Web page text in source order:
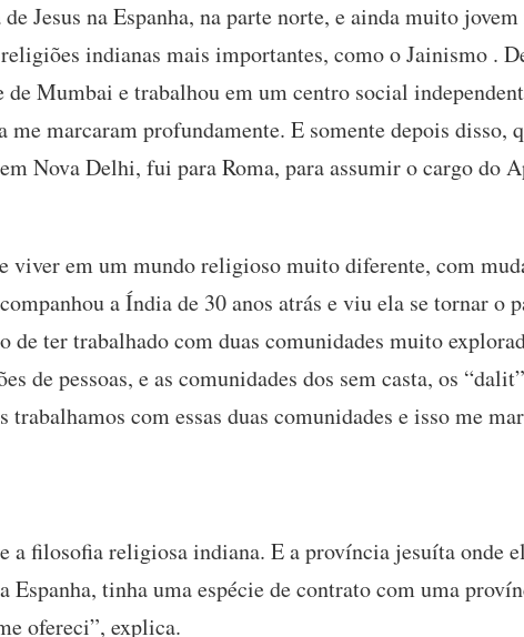
Jesus na Espanha, na parte norte, e ainda muito
indianas mais importantes, como o Jainismo .
Mumbai e trabalhou em um centro social
marcaram profundamente. E somente depois disso,
Nova Delhi, fui para Roma, para assumir o cargo do
viver em um mundo religioso muito diferente, com
a Índia de 30 anos atrás e viu ela se tornar o
de ter trabalhado com duas comunidades muito
de pessoas, e as comunidades dos sem casta, os
trabalhamos com essas duas comunidades e isso me
a filosofia religiosa indiana. E a província jesuíta onde
Espanha, tinha uma espécie de contrato com uma
ofereci”, explica.